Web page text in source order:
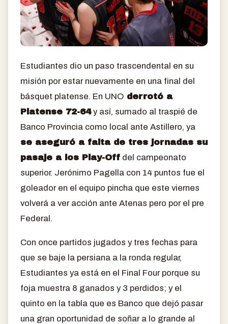
Estudiantes dio un paso trascendental en su
misión por estar nuevamente en una final del
básquet platense. En UNO derrotó a
Platense 72-64y así, sumado al traspié de
Banco Provincia como local ante Astillero, ya
se aseguró a falta de tres jornadas su
pasaje a los Play-Off del campeonato
superior. Jerónimo Pagella con 14 puntos fue el
goleador en el equipo pincha que este viernes
volverá a ver acción ante Atenas pero por el pre
Federal.
Con once partidos jugados y tres fechas para
que se baje la persiana a la ronda regular,
Estudiantes ya está en el Final Four porque su
foja muestra 8 ganados y 3 perdidos; y el
quinto en la tabla que es Banco que dejó pasar
una gran oportunidad de soñar a lo grande al